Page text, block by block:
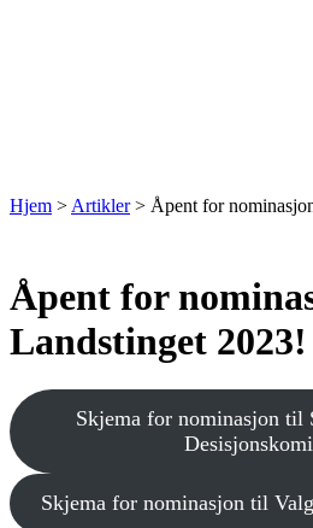
Hjem > Artikler> Åpent for
Åpent for
Landstinget 2023!
Skjema for nominasjon til
Skjema for nominasjon til